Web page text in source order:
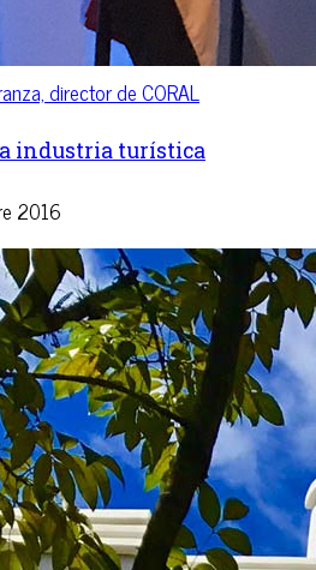
director de CORAL
industria turística
2016